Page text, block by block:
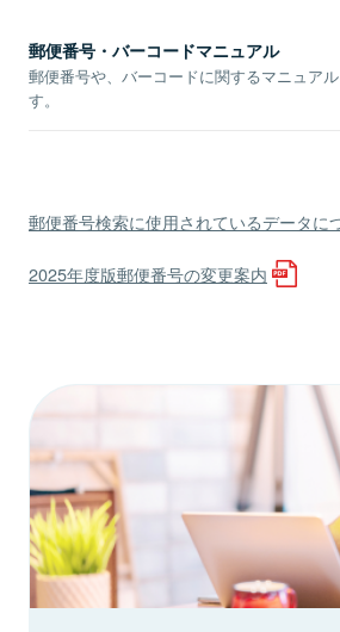
郵便番号・バーコードマニュアル
郵便番号や、バーコードに関するマニュア
す。
郵便番号検索に使用されているデータに
2025年度版郵便番号の変更案内